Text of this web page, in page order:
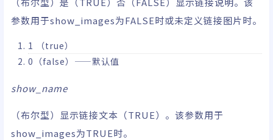
参数用于show_images为FALSE时或未定义链接图片时。
1 （true）
0（false）——默认值
show_name
（布尔型）显示链接文本（TRUE）。该参数用于
show_images为TRUE时。